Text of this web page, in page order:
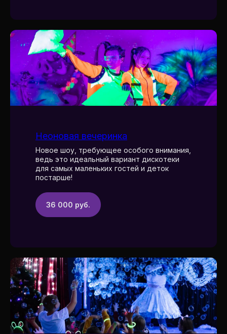
Неоновая вечеринка
Новое шоу, требующее особого внимания,
ведь это идеальный вариант дискотеки
для самых маленьких гостей и деток
постарше!
36 000 руб.